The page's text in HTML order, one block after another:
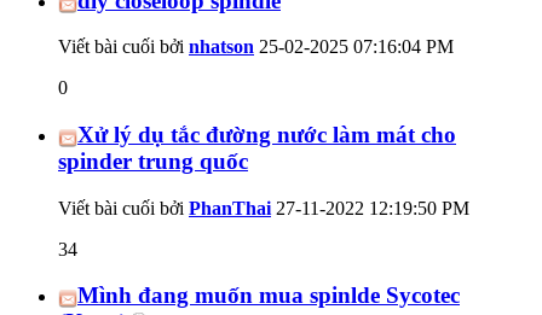
Viết bài cuối bởi nhatson 25-02-2025 07:16:04 PM
0
Xử lý dụ tắc đường nước làm mát cho
spinder trung quốc
Viết bài cuối bởi PhanThai 27-11-2022 12:19:50 PM
34
Mình đang muốn mua spinlde Sycotec